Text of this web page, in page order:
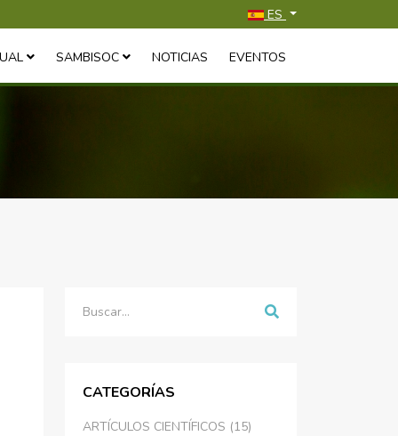
Seleccione su idioma
ES
SAMBISOC NOTICIAS EVENTOS
CATEGORÍAS
ARTÍCULOS CIENTÍFICOS (15)